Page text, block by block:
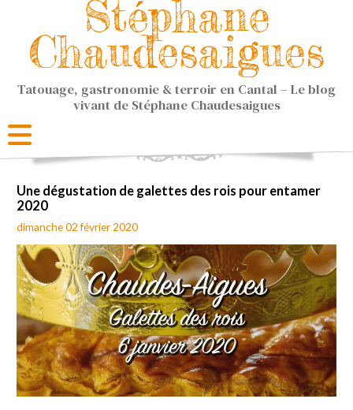
Stéphane
Chaudesaigues
Tatouage, gastronomie & terroir en Cantal – Le blog
vivant de Stéphane Chaudesaigues
Une dégustation de galettes des rois pour entamer
2020
dimanche 02 février 2020